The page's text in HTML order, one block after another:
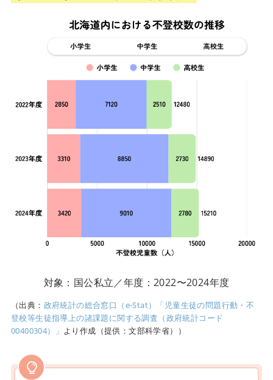
対象：国公私立／年度：2022〜2024年度
（出典： 政府統計の総合窓口（e-Stat）「児童生徒の問題行動・不
登校等生徒指導上の諸課題に関する調査（政府統計コード
00400304）」 より作成（提供：文部科学省））